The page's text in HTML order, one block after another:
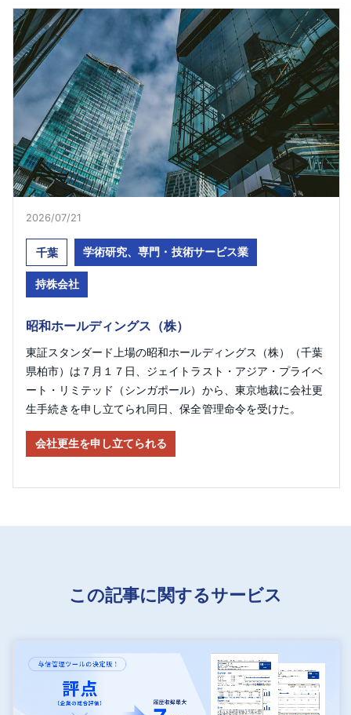
2026/07/21
千葉 学術研究、専門・技術サービス業
持株会社
昭和ホールディングス（株）
東証スタンダード上場の昭和ホールディングス（株）（千葉
県柏市）は７月１７日、ジェイトラスト・アジア・プライベ
ート・リミテッド（シンガポール）から、東京地裁に会社更
生手続きを申し立てられ同日、保全管理命令を受けた。
会社更生を申し立てられる
この記事に関するサービス